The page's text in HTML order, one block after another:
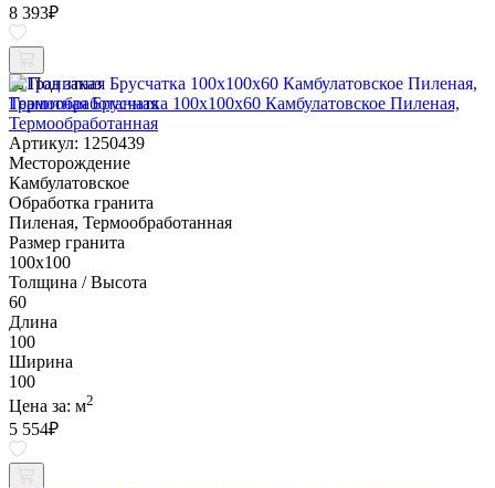
8 393₽
Под заказ
Гранитная Брусчатка 100х100x60 Камбулатовское Пиленая,
Термообработанная
Артикул: 1250439
Месторождение
Камбулатовское
Обработка гранита
Пиленая, Термообработанная
Размер гранита
100х100
Толщина / Высота
60
Длина
100
Ширина
100
Цена за: м2
5 554₽